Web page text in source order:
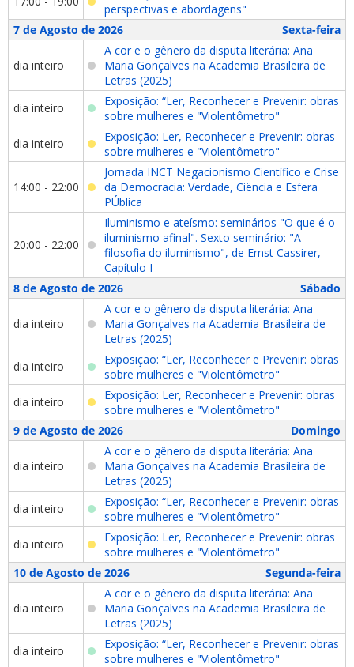
perspectivas e abordagens"
7 de Agosto de 2026
Sexta-feira
dia inteiro
A cor e o gênero da disputa literária: Ana
Maria Gonçalves na Academia Brasileira de
Letras (2025)
dia inteiro
Exposição: “Ler, Reconhecer e Prevenir: obras
sobre mulheres e "Violentômetro"
dia inteiro
Exposição: Ler, Reconhecer e Prevenir: obras
sobre mulheres e "Violentômetro"
14:00 - 22:00
Jornada INCT Negacionismo Científico e Crise
da Democracia: Verdade, Ciëncia e Esfera
PÚblica
20:00 - 22:00
Iluminismo e ateísmo: seminários "O que é o
iluminismo afinal". Sexto seminário: "A
filosofia do iluminismo", de Ernst Cassirer,
Capítulo I
8 de Agosto de 2026
Sábado
dia inteiro
A cor e o gênero da disputa literária: Ana
Maria Gonçalves na Academia Brasileira de
Letras (2025)
dia inteiro
Exposição: “Ler, Reconhecer e Prevenir: obras
sobre mulheres e "Violentômetro"
dia inteiro
Exposição: Ler, Reconhecer e Prevenir: obras
sobre mulheres e "Violentômetro"
9 de Agosto de 2026
Domingo
dia inteiro
A cor e o gênero da disputa literária: Ana
Maria Gonçalves na Academia Brasileira de
Letras (2025)
dia inteiro
Exposição: “Ler, Reconhecer e Prevenir: obras
sobre mulheres e "Violentômetro"
dia inteiro
Exposição: Ler, Reconhecer e Prevenir: obras
sobre mulheres e "Violentômetro"
10 de Agosto de 2026
Segunda-feira
dia inteiro
A cor e o gênero da disputa literária: Ana
Maria Gonçalves na Academia Brasileira de
Letras (2025)
dia inteiro
Exposição: “Ler, Reconhecer e Prevenir: obras
sobre mulheres e "Violentômetro"